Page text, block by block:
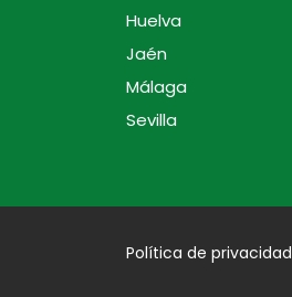
Huelva
Jaén
Málaga
Sevilla
Política de privacidad